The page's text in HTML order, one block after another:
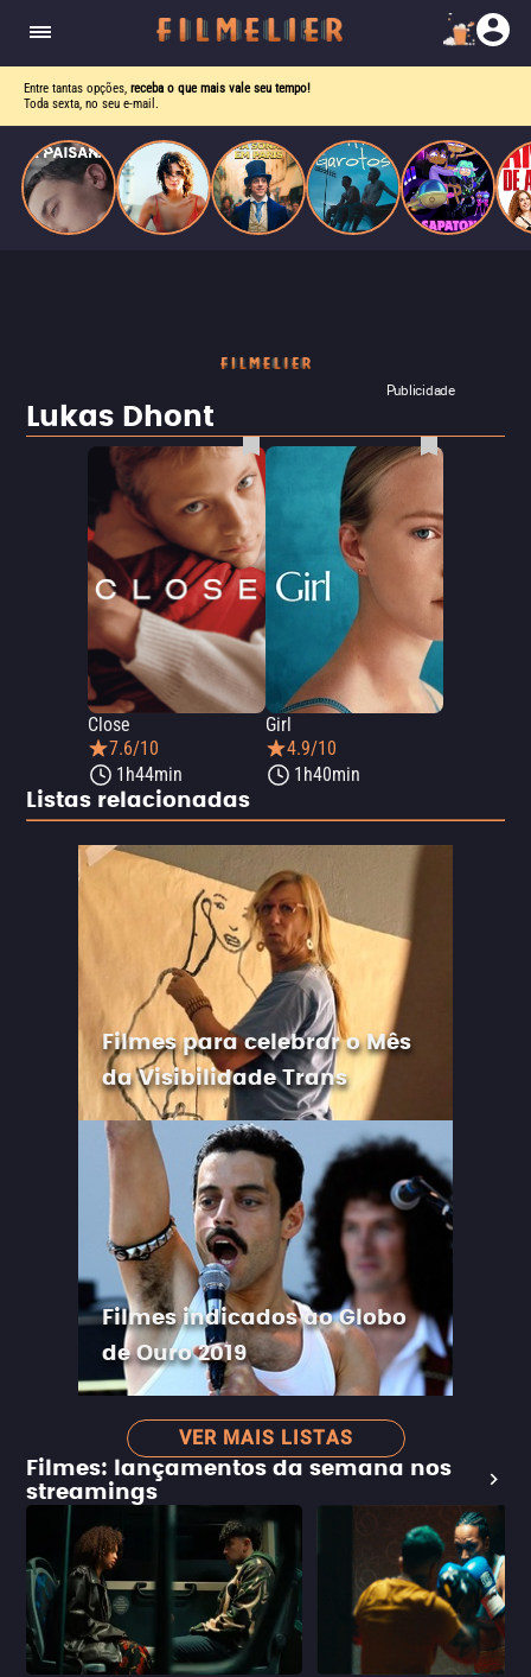
Entre tantas opções, receba o que mais vale seu tempo!
Toda sexta, no seu e-mail.
Publicidade
Lukas Dhont
Close
7.6/10
1h44min
Girl
4.9/10
1h40min
Listas relacionadas
Filmes para celebrar o Mês
da Visibilidade Trans
Filmes indicados ao Globo
de Ouro 2019
VER MAIS LISTAS
Filmes: lançamentos da semana nos
streamings
quando se apaixona por um de seus alvos.